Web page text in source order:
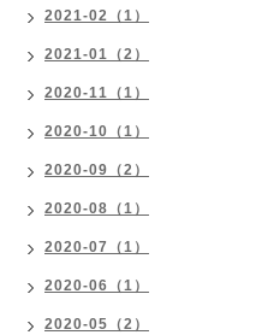
2021-02（1）
2021-01（2）
2020-11（1）
2020-10（1）
2020-09（2）
2020-08（1）
2020-07（1）
2020-06（1）
2020-05（2）